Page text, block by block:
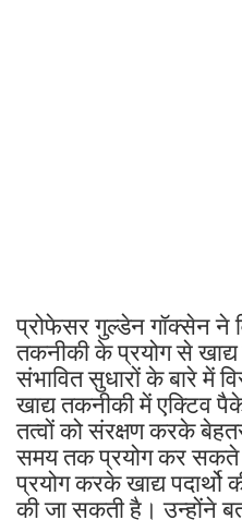
प्रोफेसर गुल्डेन गॉक्सेन ने
तकनीकी के प्रयोग से
संभावित सुधारों के बारे में
खाद्य तकनीकी में एक्टिव
तत्वों को संरक्षण करके
समय तक प्रयोग कर सकते
प्रयोग करके खाद्य पदार्थो
की जा सकती है। उन्होंने